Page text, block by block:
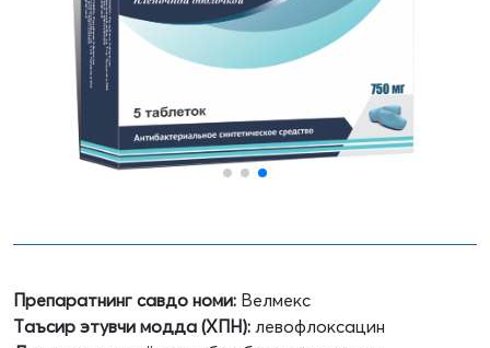
Препаратнинг савдо номи: Велмекс
Таъсир этувчи модда (ХПН): левофлоксацин